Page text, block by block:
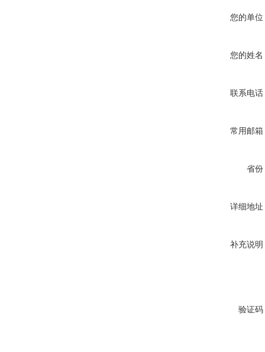
您的单位
您的姓名
联系电话
常用邮箱
省份
详细地址
补充说明
验证码